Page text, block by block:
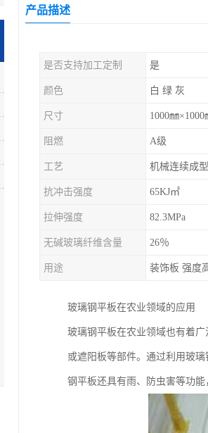
产品描述
是否支持加工定制 是
颜色 白 绿 灰
尺寸 1000㎜×1000
阻燃 A级
工艺 机械连续成型
抗冲击强度 65KJ㎡
拉伸强度 82.3MPa
无碱玻璃纤维含量 26％
用途 装饰板 强度
玻璃钢平板在农业领域的应用
玻璃钢平板在农业领域也有着
或遮阳板等部件。通过利用玻
钢平板还具有雨、防虫害等功能